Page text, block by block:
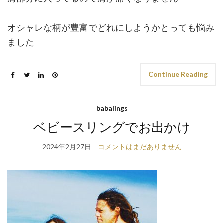
オシャレな柄が豊富でどれにしようかとっても悩み
ました
Continue Reading
babalings
ベビースリングでお出かけ
2024年2月27日 コメントはまだありません